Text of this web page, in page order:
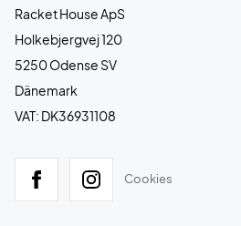
Racket House ApS
Holkebjergvej 120
5250 Odense SV
Dänemark
VAT: DK36931108
Cookies